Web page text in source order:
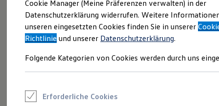
Schnell verfügbare Fahrzeuge
Angebote und Produkte
Aktuelle Angebote
E-Auto-Förderung
Volkswagen Marktplatz
Junge Gebrauchtwagen und Gebrauchtwagen
Saisonangebote
Cookie Manager (Meine Präferenzen verwalten) in der
Datenschutzerklärung widerrufen. Weitere
unseren eingesetzten Cookies finden Sie in unserer
Richtlinie und unserer Datenschutzerklärung.
Folgende Kategorien von Cookies werden durch uns
Erforderliche Cookies